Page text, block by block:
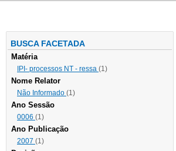
BUSCA FACETADA
Matéria
IPI- processos NT - ressa (1)
Nome Relator
Não Informado (1)
Ano Sessão
0006 (1)
Ano Publicação
2007 (1)